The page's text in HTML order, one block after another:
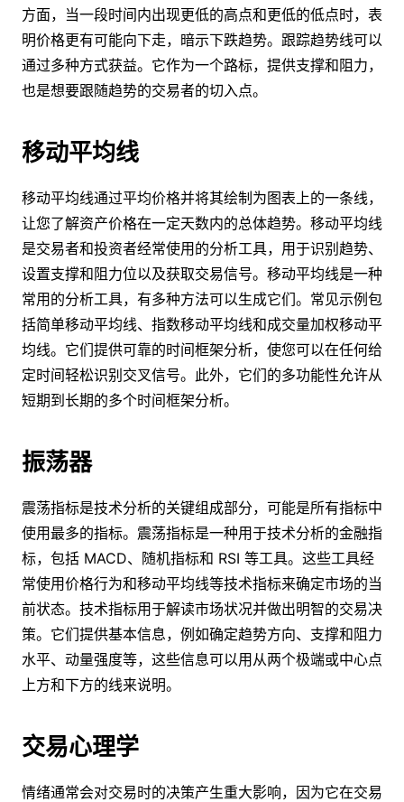
方面，当一段时间内出现更低的高点和更低的低点时，表
明价格更有可能向下走，暗示下跌趋势。跟踪趋势线可以
通过多种方式获益。它作为一个路标，提供支撑和阻力，
也是想要跟随趋势的交易者的切入点。
移动平均线
移动平均线通过平均价格并将其绘制为图表上的一条线，
让您了解资产价格在一定天数内的总体趋势。移动平均线
是交易者和投资者经常使用的分析工具，用于识别趋势、
设置支撑和阻力位以及获取交易信号。移动平均线是一种
常用的分析工具，有多种方法可以生成它们。常见示例包
括简单移动平均线、指数移动平均线和成交量加权移动平
均线。它们提供可靠的时间框架分析，使您可以在任何给
定时间轻松识别交叉信号。此外，它们的多功能性允许从
短期到长期的多个时间框架分析。
振荡器
震荡指标是技术分析的关键组成部分，可能是所有指标中
使用最多的指标。震荡指标是一种用于技术分析的金融指
标，包括 MACD、随机指标和 RSI 等工具。这些工具经
常使用价格行为和移动平均线等技术指标来确定市场的当
前状态。技术指标用于解读市场状况并做出明智的交易决
策。它们提供基本信息，例如确定趋势方向、支撑和阻力
水平、动量强度等，这些信息可以用从两个极端或中心点
上方和下方的线来说明。
交易心理学
情绪通常会对交易时的决策产生重大影响，因为它在交易